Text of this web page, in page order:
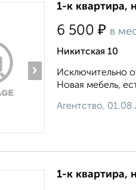
›
1-к квартира,
6 500 ₽ в
Никитская 10
Исключительно
Новая мебель,
Агентство,
1-к квартира,